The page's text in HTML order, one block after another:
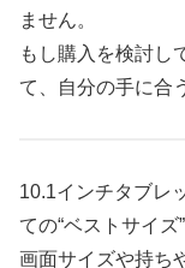
ません。
もし購入を検討し
て、自分の手に合
10.1インチタブレ
ての“ベストサイズ
画面サイズや持ち